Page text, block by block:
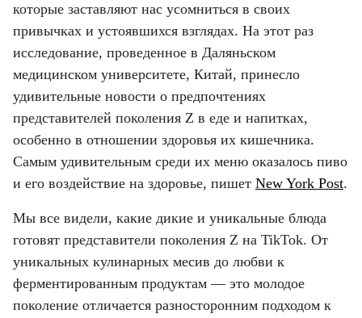
которые заставляют нас усомниться в своих
привычках и устоявшихся взглядах. На этот раз
исследование, проведенное в Даляньском
медицинском университете, Китай, принесло
удивительные новости о предпочтениях
представителей поколения Z в еде и напитках,
особенно в отношении здоровья их кишечника.
Самым удивительным среди их меню оказалось пиво
и его воздействие на здоровье, пишет New York Post.
Мы все видели, какие дикие и уникальные блюда
готовят представители поколения Z на TikTok. От
уникальных кулинарных месив до любви к
ферментированным продуктам — это молодое
поколение отличается разносторонним подходом к